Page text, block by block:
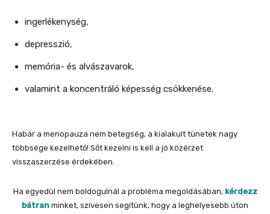
ingerlékenység,
depresszió,
memória- és alvászavarok,
valamint a koncentráló képesség csökkenése.
Habár a menopauza nem betegség, a kialakult tünetek nagy
többsége kezelhető! Sőt kezelni is kell a jó közérzet
visszaszerzése érdekében.
Ha egyedül nem boldogulnál a probléma megoldásában, kérdezz
bátran minket, szívesen segítünk, hogy a leghelyesebb úton